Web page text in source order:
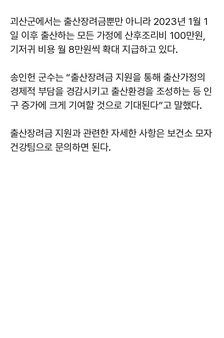
괴산군에서는 출산장려금뿐만 아니라 2023년 1월 1
일 이후 출산하는 모든 가정에 산후조리비 100만원,
기저귀 비용 월 8만원씩 확대 지급하고 있다.
송인헌 군수는 “출산장려금 지원을 통해 출산가정의
경제적 부담을 경감시키고 출산환경을 조성하는 등 인
구 증가에 크게 기여할 것으로 기대된다”고 말했다.
출산장려금 지원과 관련한 자세한 사항은 보건소 모자
건강팀으로 문의하면 된다.